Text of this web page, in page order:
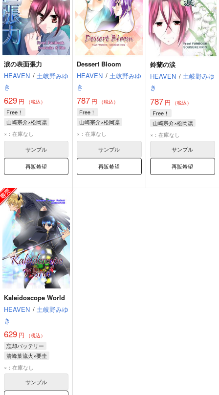
涙の表面張力
HEAVEN / 土岐野みゆ
き
629 円 （税込）
Free！
山崎宗介×松岡凛
山崎宗介
×：在庫なし
サンプル
再販希望
Dessert Bloom
HEAVEN / 土岐野みゆ
き
787 円 （税込）
Free！
山崎宗介×松岡凛
山崎宗介
×：在庫なし
サンプル
再販希望
鈴蘭の涙
HEAVEN / 土岐野みゆ
き
787円 （税込）
Free！
山崎宗介×松岡凛
山崎宗介
×：在庫なし
サンプル
再販希望
Kaleidoscope World
HEAVEN / 土岐野みゆ
き
629 円 （税込）
忘却バッテリー
清峰葉流火×要圭
清峰葉流火
×：在庫なし
サンプル